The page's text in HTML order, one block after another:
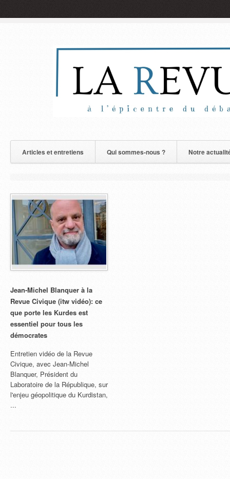
Articles et entretiens Qui sommes-nous ? Notre
Jean-Michel Blanquer à la
Revue Civique (itw vidéo): ce
que porte les Kurdes est
essentiel pour tous les
démocrates
Entretien vidéo de la Revue
Civique, avec Jean-Michel
Blanquer, Président du
Laboratoire de la République, sur
l'enjeu géopolitique du Kurdistan,
...